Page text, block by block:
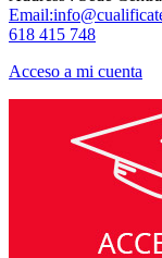
618 415 748
Acceso a mi cuenta